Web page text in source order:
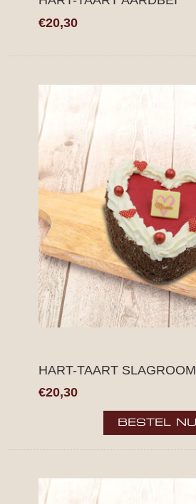
€20,30
HART-TAART SLAGROOM
€20,30